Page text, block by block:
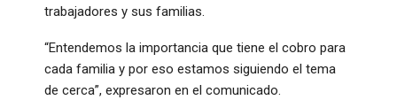
trabajadores y sus familias.
“Entendemos la importancia que tiene el cobro para
cada familia y por eso estamos siguiendo el tema
de cerca”, expresaron en el comunicado.